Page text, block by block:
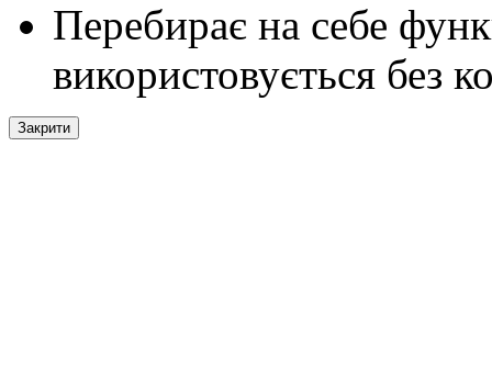
Перебирає на себе
використовується без
Закрити